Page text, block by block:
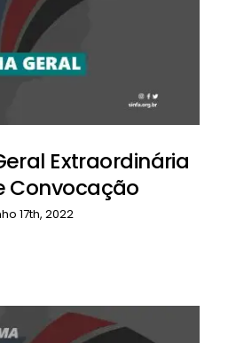
Extraordinária
Convocação
17th, 2022